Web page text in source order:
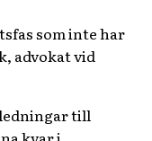
som inte har
advokat vid
till